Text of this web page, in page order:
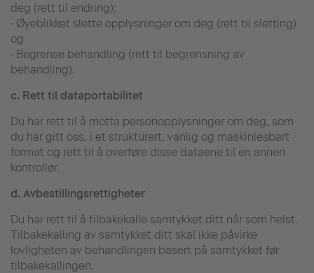
deg (rett til endring);
· Øyeblikket slette opplysninger om deg (rett til sletting)
og
· Begrense behandling (rett til begrensning av
behandling).
c. Rett til dataportabilitet
Du har rett til å motta personopplysninger om deg, som
du har gitt oss, i et strukturert, vanlig og maskinlesbart
format og rett til å overføre disse dataene til en annen
kontrollør.
d. Avbestillingsrettigheter
Du har rett til å tilbakekalle samtykket ditt når som helst.
Tilbakekalling av samtykket ditt skal ikke påvirke
lovligheten av behandlingen basert på samtykket før
tilbakekallingen.